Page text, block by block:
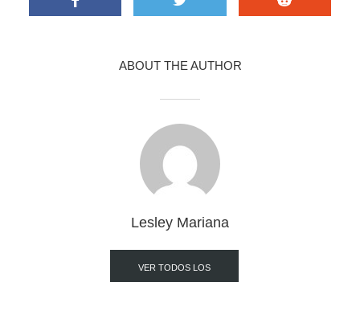
ABOUT THE AUTHOR
Lesley Mariana
VER TODOS LOS